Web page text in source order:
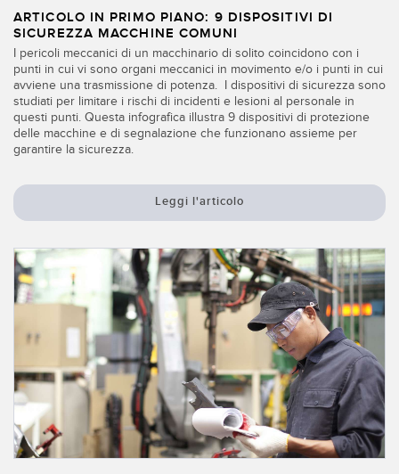
ARTICOLO IN PRIMO PIANO: 9 DISPOSITIVI DI
SICUREZZA MACCHINE COMUNI
I pericoli meccanici di un macchinario di solito coincidono con i
punti in cui vi sono organi meccanici in movimento e/o i punti in cui
avviene una trasmissione di potenza. I dispositivi di sicurezza sono
studiati per limitare i rischi di incidenti e lesioni al personale in
questi punti. Questa infografica illustra 9 dispositivi di protezione
delle macchine e di segnalazione che funzionano assieme per
garantire la sicurezza.
Leggi l'articolo